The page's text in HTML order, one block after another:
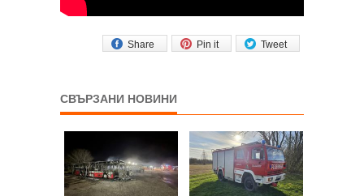
Tweet
Pin it
Share
СВЪРЗАНИ НОВИНИ